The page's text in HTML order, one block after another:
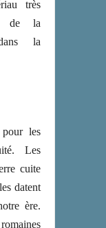
très
de la
la
les
Les
cuite
datent
ère.